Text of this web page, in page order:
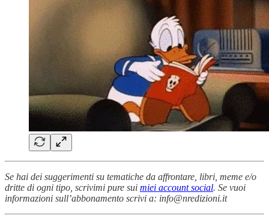
Se hai dei suggerimenti su tematiche da affrontare, libri, meme e/o
dritte di ogni tipo, scrivimi pure sui miei account social. Se vuoi
informazioni sull’abbonamento scrivi a: info@nredizioni.it